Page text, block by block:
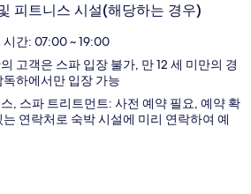
피트니스 시설(해당하는 경우)
시간: 07:00 ~ 19:00
고객은 스파 입장 불가, 만 12 세 미만의 경
독하에서만 입장 가능
, 스파 트리트먼트: 사전 예약 필요, 예약 확
연락처로 숙박 시설에 미리 연락하여 예